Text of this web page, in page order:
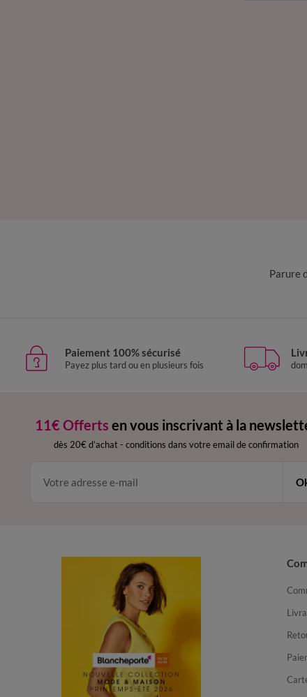
Parure
Paiement 100% sécurisé
Payez plus tard ou en plusieurs fois
11€ Offerts en vous inscrivant à la
dès 20€ d’achat - conditions dans votre email de confirmation